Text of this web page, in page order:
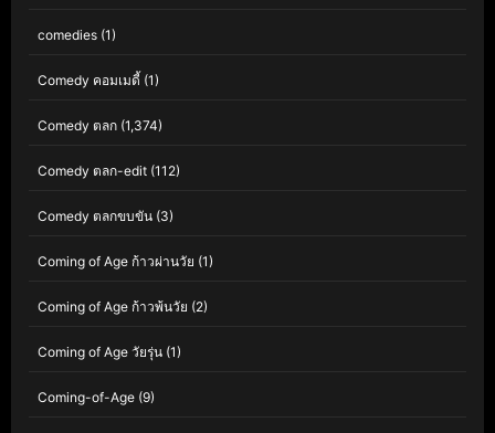
comedies (1)
Comedy คอมเมดี้ (1)
Comedy ตลก (1,374)
Comedy ตลก-edit (112)
Comedy ตลกขบขัน (3)
Coming of Age ก้าวผ่านวัย (1)
Coming of Age ก้าวพ้นวัย (2)
Coming of Age วัยรุ่น (1)
Coming-of-Age (9)